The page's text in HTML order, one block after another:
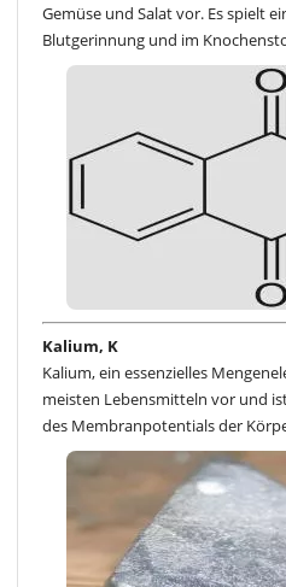
Gemüse und Salat vor. Es spielt
Blutgerinnung und im
Kalium, K
Kalium, ein essenzielles
meisten Lebensmitteln vor und
des Membranpotentials der